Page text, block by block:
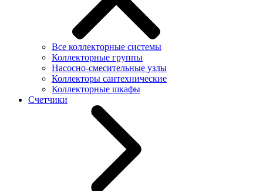
Все коллекторные системы
Коллекторные группы
Насосно-смесительные узлы
Коллекторы сантехнические
Коллекторные шкафы
Счетчики